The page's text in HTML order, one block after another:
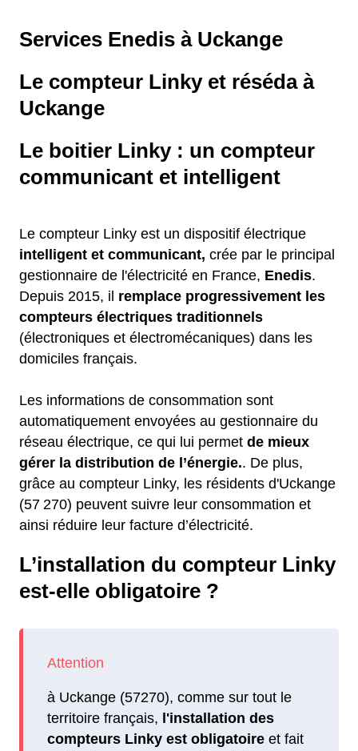
Services Enedis à Uckange
Le compteur Linky et réséda à
Uckange
Le boitier Linky : un compteur
communicant et intelligent
Le compteur Linky est un dispositif électrique
intelligent et communicant, crée par le principal
gestionnaire de l'électricité en France, Enedis.
Depuis 2015, il remplace progressivement les
compteurs électriques traditionnels
(électroniques et électromécaniques) dans les
domiciles français.
Les informations de consommation sont
automatiquement envoyées au gestionnaire du
réseau électrique, ce qui lui permet de mieux
gérer la distribution de l’énergie.. De plus,
grâce au compteur Linky, les résidents d'Uckange
(57 270) peuvent suivre leur consommation et
ainsi réduire leur facture d’électricité.
L’installation du compteur Linky
est-elle obligatoire ?
à Uckange (57270), comme sur tout le
territoire français, l'installation des
compteurs Linky est obligatoire et fait